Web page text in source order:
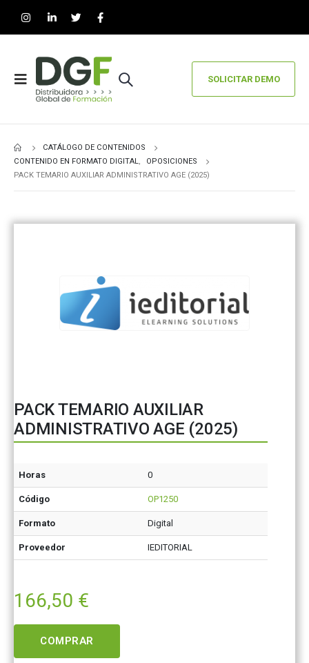
SOLICITAR DEMO
CATÁLOGO DE CONTENIDOS
CONTENIDO EN FORMATO DIGITAL,
OPOSICIONES
PACK TEMARIO AUXILIAR ADMINISTRATIVO AGE (2025)
PACK TEMARIO AUXILIAR
ADMINISTRATIVO AGE (2025)
Horas 0
Código OP1250
Formato Digital
Proveedor IEDITORIAL
166,50 €
COMPRAR